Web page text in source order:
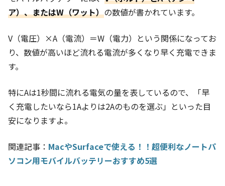
ア）、またはW（ワット）の数値が書かれています。
V（電圧）×A（電流）＝W（電力）という関係になってお
り、数値が高いほど流れる電流が多くなり早く充電できま
す。
特にAは1秒間に流れる電気の量を表しているので、「早
く充電したいなら1Aよりは2Aのものを選ぶ」といった目
安になりますよ。
関連記事： MacやSurfaceで使える！！超便利なノートパ
ソコン用モバイルバッテリーおすすめ5選